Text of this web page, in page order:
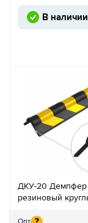
В наличии
ДКУ-20 Демпфер
резиновый